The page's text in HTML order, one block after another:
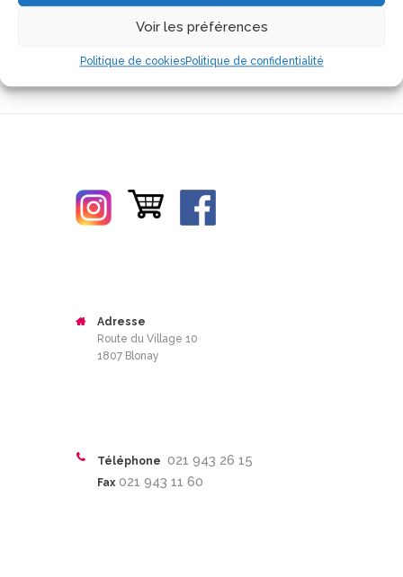
Voir les préférences
Politique de cookiesPolitique de confidentialité
délimitation du champ visuel afin de
répondre aux exigences légales.
Adresse
Route du Village 10
1807 Blonay
Téléphone 021 943 26 15
Fax 021 943 11 60